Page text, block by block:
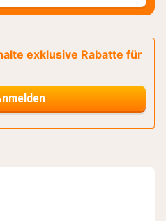
exklusive Rabatte für